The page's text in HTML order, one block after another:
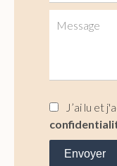
J’ai lu et
Envoyer